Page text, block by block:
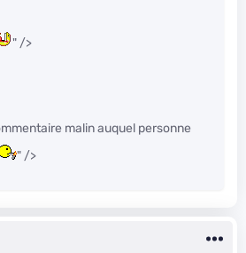
" />
malin auquel personne
" />